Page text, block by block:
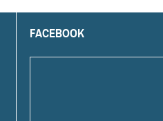
FACEBOOK